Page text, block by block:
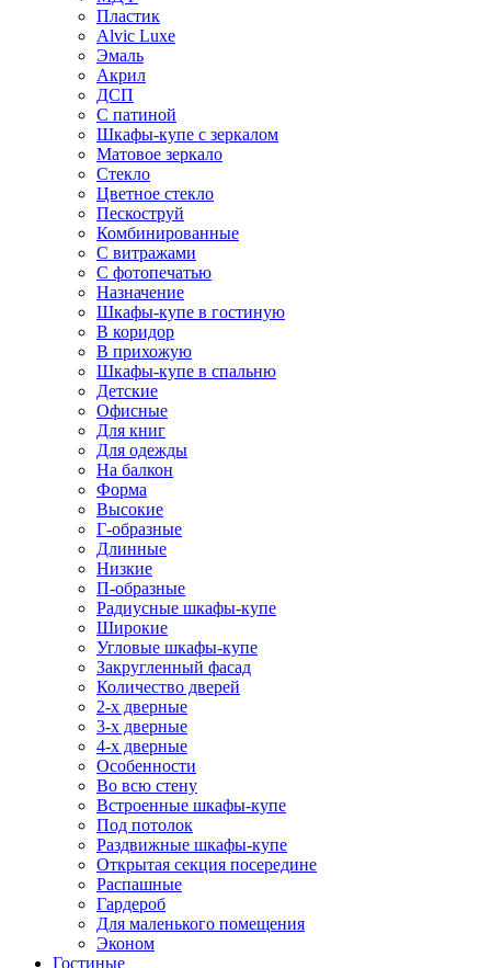
Пластик
Alvic Luxe
Эмаль
Акрил
ДСП
С патиной
Шкафы-купе с зеркалом
Матовое зеркало
Стекло
Цветное стекло
Пескоструй
Комбинированные
С витражами
С фотопечатью
Назначение
Шкафы-купе в гостиную
В коридор
В прихожую
Шкафы-купе в спальню
Детские
Офисные
Для книг
Для одежды
На балкон
Форма
Высокие
Г-образные
Длинные
Низкие
П-образные
Радиусные шкафы-купе
Широкие
Угловые шкафы-купе
Закругленный фасад
Количество дверей
2-х дверные
3-х дверные
4-х дверные
Особенности
Во всю стену
Встроенные шкафы-купе
Под потолок
Раздвижные шкафы-купе
Открытая секция посередине
Распашные
Гардероб
Для маленького помещения
Эконом
Гостиные